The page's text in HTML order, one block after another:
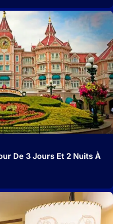
De 3 Jours Et 2 Nuits À